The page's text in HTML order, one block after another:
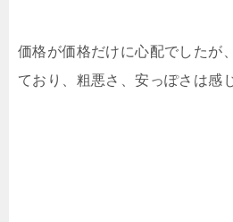
価格が価格だけに心配でしたが
ており、粗悪さ、安っぽさは感